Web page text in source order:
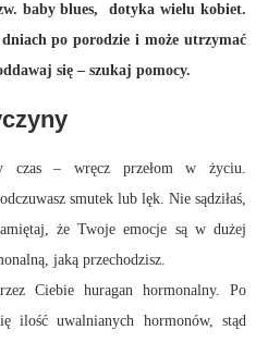
baby blues, dotyka wielu kobiet.
po porodzie i może utrzymać
się – szukaj pomocy.
czas – wręcz przełom w życiu.
smutek lub lęk. Nie sądziłaś,
że Twoje emocje są w dużej
jaką przechodzisz.
Ciebie huragan hormonalny. Po
ilość uwalnianych hormonów, stąd